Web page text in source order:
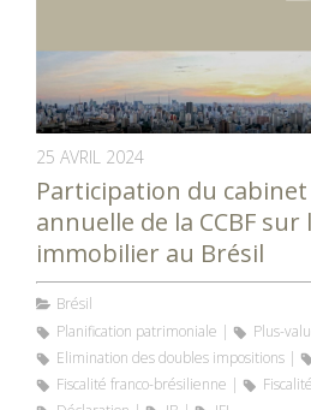
25 AVRIL 2024
Participation du
annuelle de la CCBF
immobilier au Brésil
Brésil
Planification patrimoniale
Plus-
Elimination des doubles impositions
Fiscalité franco-brésilienne